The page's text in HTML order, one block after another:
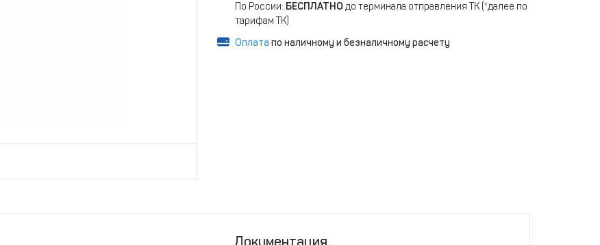
По России: БЕСПЛАТНО до терминала отправления ТК (*далее по
тарифам ТК)
Оплата по наличному и безналичному расчету
Документация